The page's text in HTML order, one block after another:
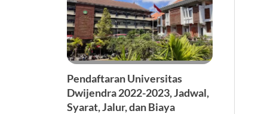
Pendaftaran Universitas
Dwijendra 2022-2023, Jadwal,
Syarat, Jalur, dan Biaya